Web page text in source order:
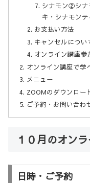
シナモン②シナ
キ・シナモンテ
お支払い方法
キャンセルについ
オンライン講座参
オンライン講座で学
メニュー
ZOOMのダウンロー
ご予約・お問い合わ
１０月のオン
日時・ご予約